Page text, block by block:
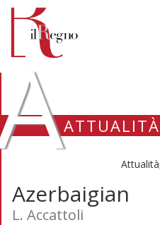
ATTUALITÀ
Azerbaigian
L. Accattoli